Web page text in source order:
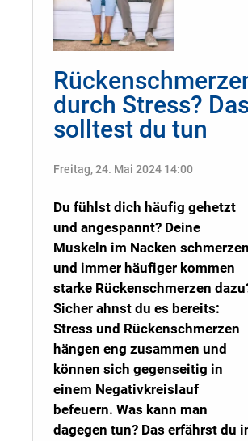
durch Stress?
solltest du tun
Freitag, 24. Mai 2024 14:00
Du fühlst dich häufig gehetzt
und angespannt? Deine
Muskeln im Nacken schmerzen
und immer häufiger kommen
starke Rückenschmerzen
Sicher ahnst du es bereits:
Stress und Rückenschmerzen
hängen eng zusammen und
können sich gegenseitig in
einem Negativkreislauf
befeuern. Was kann man
dagegen tun? Das erfährst du